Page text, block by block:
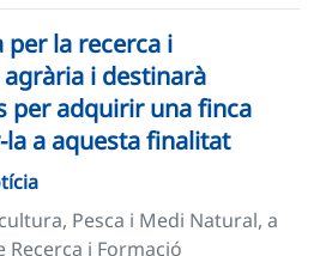
per la recerca i
i destinarà
per adquirir una finca
a aquesta finalitat
Pesca i Medi Natural, a
Recerca i Formació